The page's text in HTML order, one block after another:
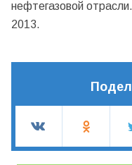
нефтегазовой
2013.